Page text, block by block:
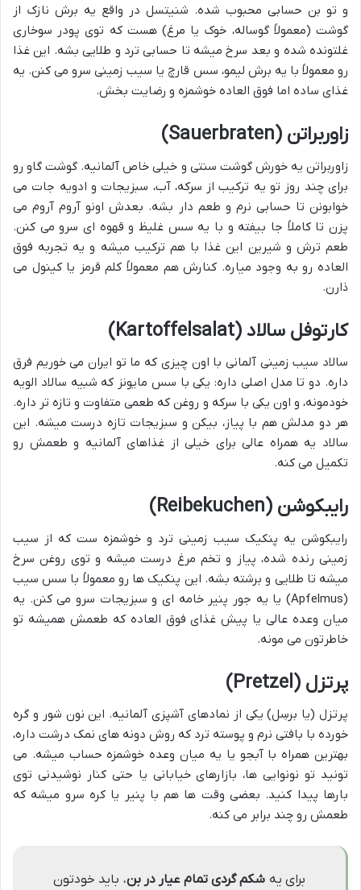
و تو بن حسابی محبوب شده. شنیتسل در واقع یه برش نازک از
گوشت (معمولاً گوساله، خوک یا مرغ) هست که توی پودر سوخاری
غلتونده شده و بعد سرخ میشه تا حسابی ترد و طلایی بشه. این غذا
رو معمولاً با یه برش لیمو، سس قارچ یا سیب زمینی سرو می کنن. یه
غذای ساده اما فوق العاده خوشمزه و رضایت بخش.
زاوربراتن (Sauerbraten)
زاوربراتن یه خورش گوشت سنتی و خیلی خاص آلمانیه. گوشت گاو رو
برای چند روز تو یه ترکیب از سرکه، آب، سبزیجات و ادویه جات می
خوابونن تا حسابی نرم و طعم دار بشه. بعدش اونو آروم آروم می
پزن تا کاملاً جا بیفته و با یه سس غلیظ و قهوه ای سرو می کنن.
طعم ترش و شیرین این غذا با هم ترکیب میشه و یه تجربه فوق
العاده رو به وجود میاره. کنارش هم معمولاً کلم قرمز یا کینول می
ذارن.
کارتوفل سالاد (Kartoffelsalat)
سالاد سیب زمینی آلمانی با اون چیزی که ما تو ایران می خوریم فرق
داره. دو تا مدل اصلی داره: یکی با سس مایونز که شبیه سالاد الویه
خودمونه، و اون یکی با سرکه و روغن که طعمی متفاوت و تازه تر داره.
هر دو مدلش هم با پیاز، بیکن و سبزیجات تازه درست میشه. این
سالاد یه همراه عالی برای خیلی از غذاهای آلمانیه و طعمش رو
تکمیل می کنه.
رایبکوشن (Reibekuchen)
رایبکوشن یه پنکیک سیب زمینی ترد و خوشمزه ست که از سیب
زمینی رنده شده، پیاز و تخم مرغ درست میشه و توی روغن سرخ
میشه تا طلایی و برشته بشه. این پنکیک ها رو معمولاً با سس سیب
(Apfelmus) یا یه جور پنیر خامه ای و سبزیجات سرو می کنن. یه
میان وعده عالی یا پیش غذای فوق العاده که طعمش همیشه تو
خاطرتون می مونه.
پرتزل (Pretzel)
پرتزل (یا برسِل) یکی از نمادهای آشپزی آلمانیه. این نون شور و گره
خورده با بافتی نرم و پوسته ترد که روش دونه های نمک درشت داره،
بهترین همراه با آبجو یا یه میان وعده خوشمزه حساب میشه. می
تونید تو نونوایی ها، بازارهای خیابانی یا حتی کنار نوشیدنی توی
بارها پیدا کنید. بعضی وقت ها هم با پنیر یا کره سرو میشه که
طعمش رو چند برابر می کنه.
برای یه شکم گردی تمام عیار در بن، باید خودتون